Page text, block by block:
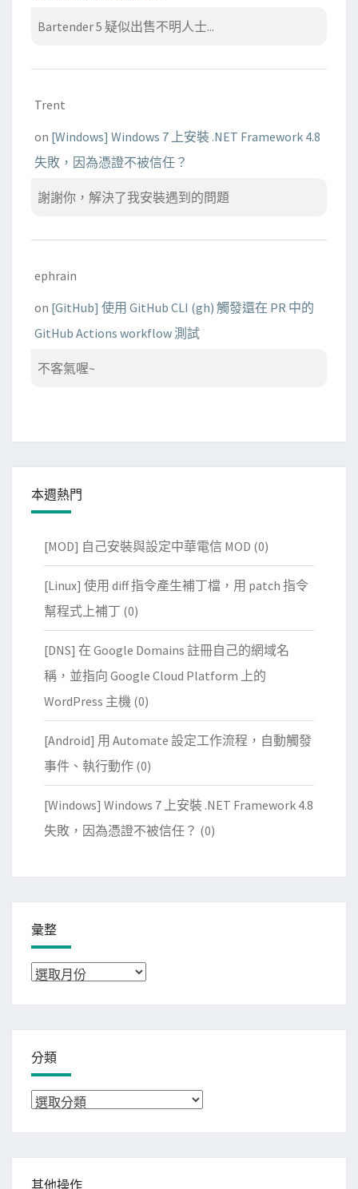
Bartender 5 疑似出售不明人士...
Trent
on [Windows] Windows 7 上安裝 .NET Framework 4.8
失敗，因為憑證不被信任？
謝謝你，解決了我安裝遇到的問題
ephrain
on [GitHub] 使用 GitHub CLI (gh) 觸發還在 PR 中的
GitHub Actions workflow 測試
不客氣喔~
本週熱門
[MOD] 自己安裝與設定中華電信 MOD (0)
[Linux] 使用 diff 指令產生補丁檔，用 patch 指令
幫程式上補丁 (0)
[DNS] 在 Google Domains 註冊自己的網域名
稱，並指向 Google Cloud Platform 上的
WordPress 主機 (0)
[Android] 用 Automate 設定工作流程，自動觸發
事件、執行動作 (0)
[Windows] Windows 7 上安裝 .NET Framework 4.8
失敗，因為憑證不被信任？ (0)
彙整
彙
分類
分
其他操作